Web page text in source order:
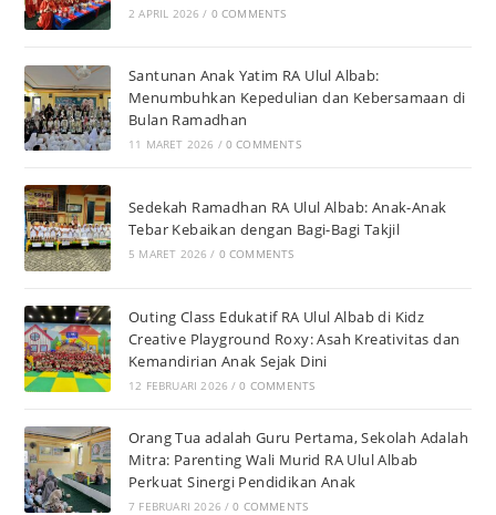
2 APRIL 2026 / 0 COMMENTS
Santunan Anak Yatim RA Ulul Albab:
Menumbuhkan Kepedulian dan Kebersamaan di
Bulan Ramadhan
11 MARET 2026 / 0 COMMENTS
Sedekah Ramadhan RA Ulul Albab: Anak-Anak
Tebar Kebaikan dengan Bagi-Bagi Takjil
5 MARET 2026 / 0 COMMENTS
Outing Class Edukatif RA Ulul Albab di Kidz
Creative Playground Roxy: Asah Kreativitas dan
Kemandirian Anak Sejak Dini
12 FEBRUARI 2026 / 0 COMMENTS
Orang Tua adalah Guru Pertama, Sekolah Adalah
Mitra: Parenting Wali Murid RA Ulul Albab
Perkuat Sinergi Pendidikan Anak
7 FEBRUARI 2026 / 0 COMMENTS